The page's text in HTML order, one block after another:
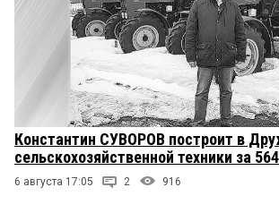
Константин СУВОРОВ построит в
сельскохозяйственной техники за
6 августа 17:05 2 916